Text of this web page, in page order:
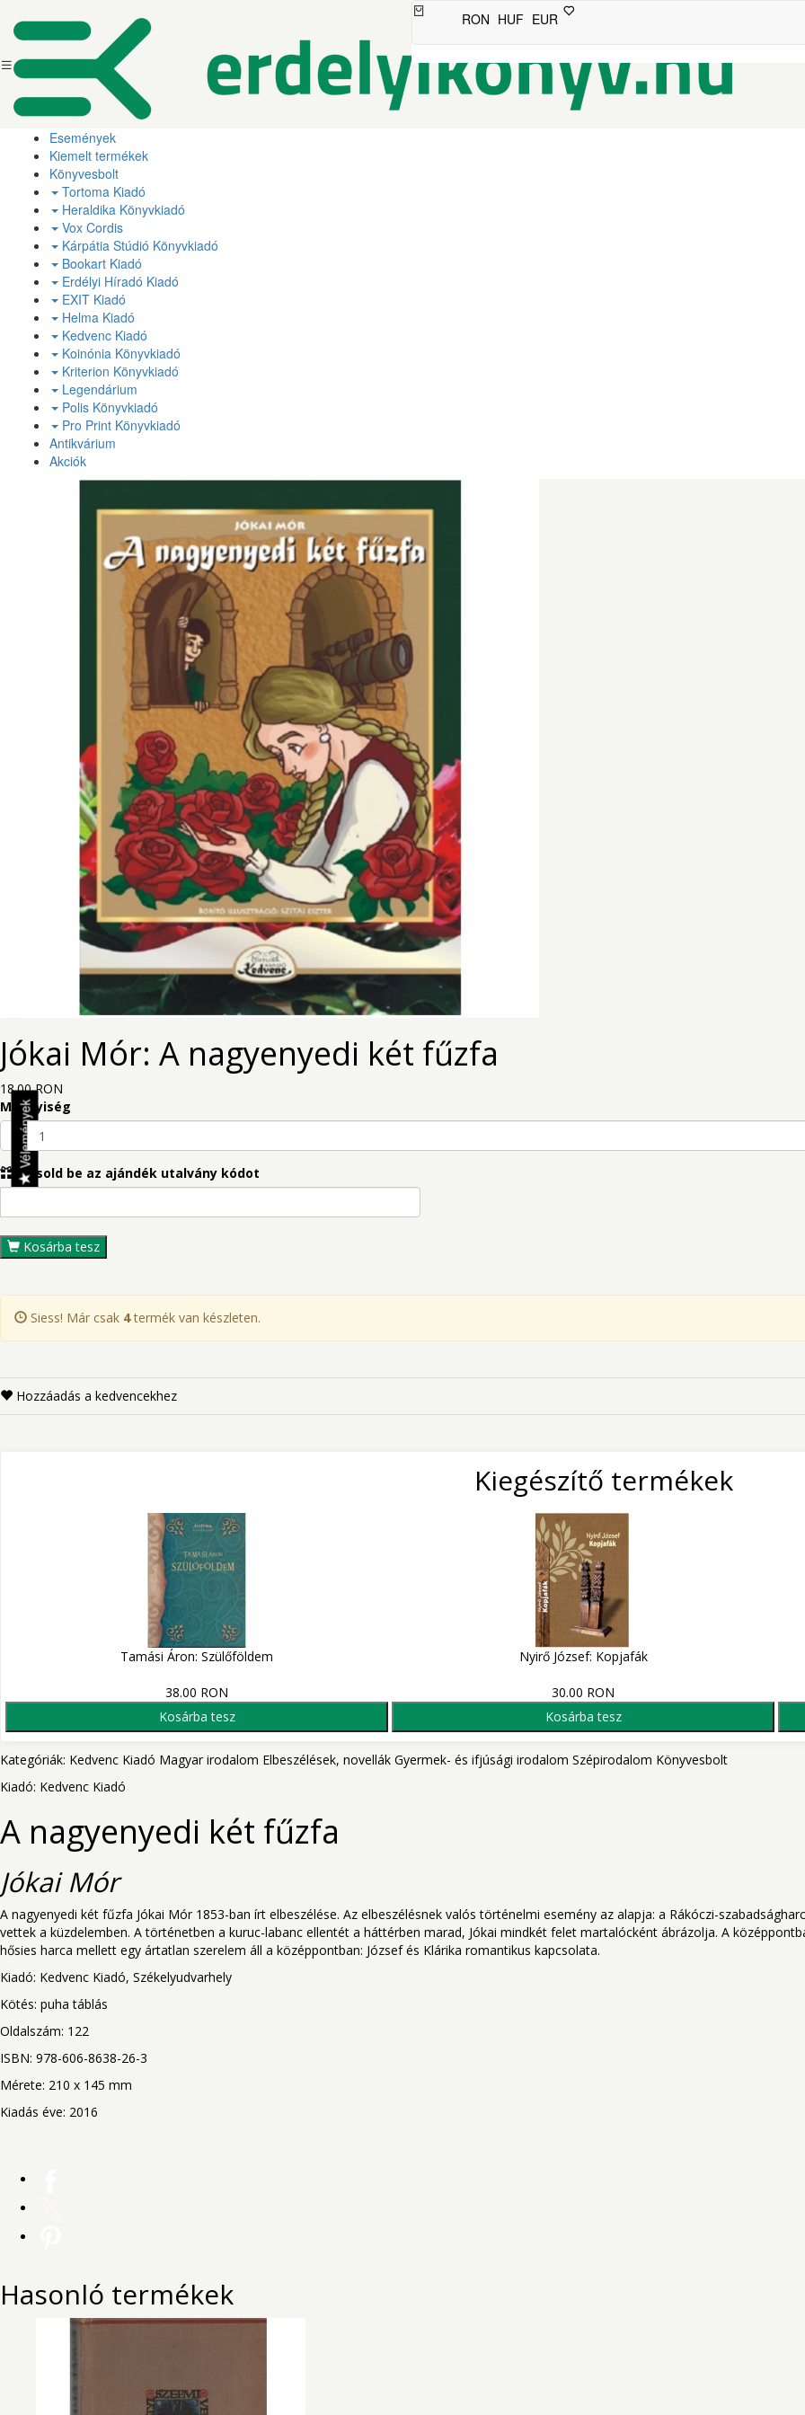
RON HUF EUR
Események
Kiemelt termékek
Könyvesbolt
Tortoma Kiadó
Heraldika Könyvkiadó
Vox Cordis
Kárpátia Stúdió Könyvkiadó
Bookart Kiadó
Erdélyi Híradó Kiadó
EXIT Kiadó
Helma Kiadó
Kedvenc Kiadó
Koinónia Könyvkiadó
Kriterion Könyvkiadó
Legendárium
Polis Könyvkiadó
Pro Print Könyvkiadó
Antikvárium
Akciók
Jókai Mór: A nagyenyedi két fűzfa
18.00 RON
Mennyiség
Másold be az ajándék utalvány kódot
Kosárba tesz
Siess! Már csak 4termék van készleten.
Hozzáadás a kedvencekhez
Kiegészítő termékek
Tamási Áron: Szülőföldem
38.00 RON
Kosárba tesz
Nyirő József: Kopjafák
30.00 RON
Kosárba tesz
Kategóriák: Kedvenc Kiadó Magyar irodalom Elbeszélések, novellák Gyermek- és ifjúsági irodalom Szépirodalom Könyvesbolt
Kiadó: Kedvenc Kiadó
A nagyenyedi két fűzfa
Jókai Mór
A nagyenyedi két fűzfa Jókai Mór 1853-ban írt elbeszélése. Az elbeszélésnek valós történelmi esemény az alapja: a Rákóczi-
vettek a küzdelemben. A történetben a kuruc-labanc ellentét a háttérben marad, Jókai mindkét felet martalócként ábrázolja. A
hősies harca mellett egy ártatlan szerelem áll a középpontban: József és Klárika romantikus kapcsolata.
Kiadó: Kedvenc Kiadó, Székelyudvarhely
Kötés: puha táblás
Oldalszám: 122
ISBN: 978-606-8638-26-3
Mérete: 210 x 145 mm
Kiadás éve: 2016
Hasonló termékek
Vélemények